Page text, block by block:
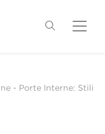
- Porte Interne: Stili